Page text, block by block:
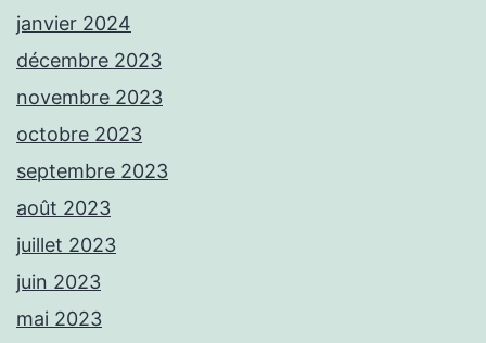
janvier 2024
décembre 2023
novembre 2023
octobre 2023
septembre 2023
août 2023
juillet 2023
juin 2023
mai 2023